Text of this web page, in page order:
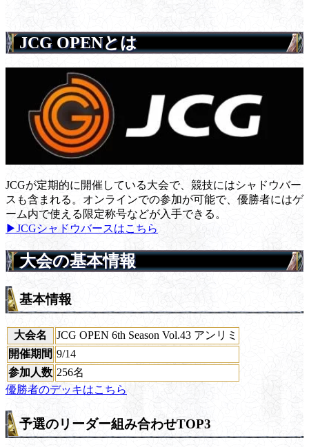
JCG OPENとは
JCGが定期的に開催している大会で、競技にはシャドウバー
スも含まれる。オンラインでの参加が可能で、優勝者にはゲ
ーム内で使える限定称号などが入手できる。
▶JCGシャドウバースはこちら
大会の基本情報
基本情報
大会名
JCG OPEN 6th Season Vol.43 アンリミ
開催期間 9/14
参加人数 256名
優勝者のデッキはこちら
予選のリーダー組み合わせTOP3